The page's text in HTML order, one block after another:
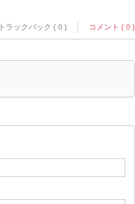
トラックバック ( 0 ) コメント ( 0 )